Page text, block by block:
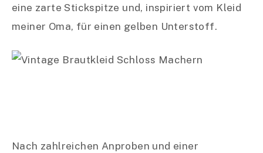
eine zarte Stickspitze und, inspiriert vom Kleid
meiner Oma, für einen gelben Unterstoff.
Nach zahlreichen Anproben und einer